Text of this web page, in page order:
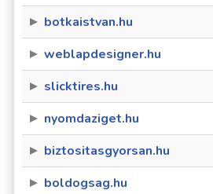
botkaistvan.hu
weblapdesigner.hu
slicktires.hu
nyomdaziget.hu
biztositasgyorsan.hu
boldogsag.hu